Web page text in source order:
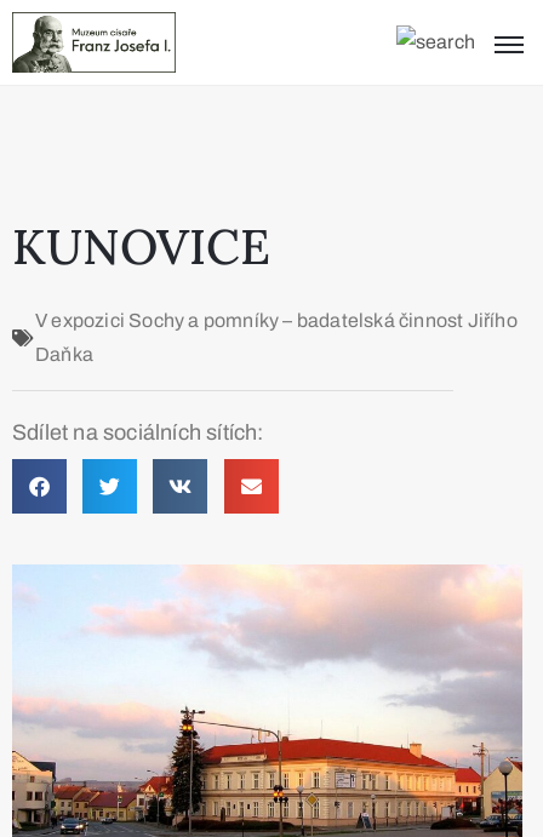
KUNOVICE
V expozici Sochy a pomníky – badatelská činnost Jiřího
Daňka
Sdílet na sociálních sítích: